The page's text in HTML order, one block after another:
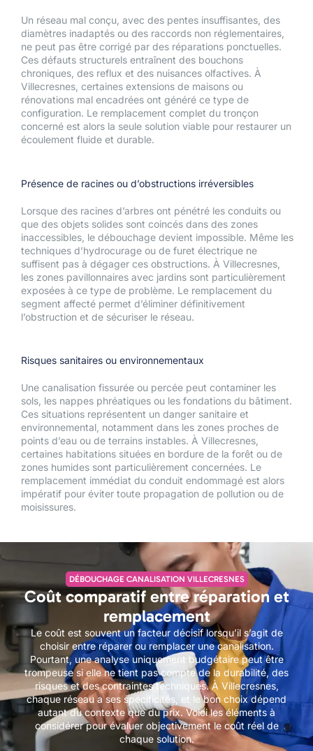
Un réseau mal conçu, avec des pentes insuffisantes, des
diamètres inadaptés ou des raccords non réglementaires,
ne peut pas être corrigé par des réparations ponctuelles.
Ces défauts structurels entraînent des bouchons
chroniques, des reflux et des nuisances olfactives. À
Villecresnes, certaines extensions de maisons ou
rénovations mal encadrées ont généré ce type de
configuration. Le remplacement complet du tronçon
concerné est alors la seule solution viable pour restaurer un
écoulement fluide et durable.
Présence de racines ou d’obstructions irréversibles
Lorsque des racines d’arbres ont pénétré les conduits ou
que des objets solides sont coincés dans des zones
inaccessibles, le débouchage devient impossible. Même les
techniques d’hydrocurage ou de furet électrique ne
suffisent pas à dégager ces obstructions. À Villecresnes,
les zones pavillonnaires avec jardins sont particulièrement
exposées à ce type de problème. Le remplacement du
segment affecté permet d’éliminer définitivement
l’obstruction et de sécuriser le réseau.
Risques sanitaires ou environnementaux
Une canalisation fissurée ou percée peut contaminer les
sols, les nappes phréatiques ou les fondations du bâtiment.
Ces situations représentent un danger sanitaire et
environnemental, notamment dans les zones proches de
points d’eau ou de terrains instables. À Villecresnes,
certaines habitations situées en bordure de la forêt ou de
zones humides sont particulièrement concernées. Le
remplacement immédiat du conduit endommagé est alors
impératif pour éviter toute propagation de pollution ou de
moisissures.
DÉBOUCHAGE CANALISATION VILLECRESNES
Coût comparatif entre réparation et
remplacement
Le coût est souvent un facteur décisif lorsqu’il s’agit de
choisir entre réparer ou remplacer une canalisation.
Pourtant, une analyse uniquement budgétaire peut être
trompeuse si elle ne tient pas compte de la durabilité, des
risques et des contraintes techniques. À Villecresnes,
chaque réseau a ses spécificités, et le bon choix dépend
autant du contexte que du prix. Voici les éléments à
considérer pour évaluer objectivement le coût réel de
chaque solution.